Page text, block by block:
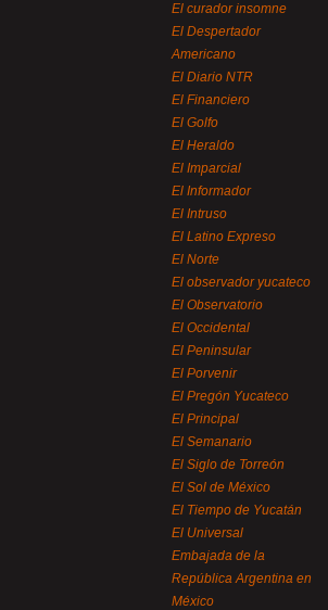
El curador insomne
El Despertador
Americano
El Diario NTR
El Financiero
El Golfo
El Heraldo
El Imparcial
El Informador
El Intruso
El Latino Expreso
El Norte
El observador yucateco
El Observatorio
El Occidental
El Peninsular
El Porvenir
El Pregón Yucateco
El Principal
El Semanario
El Siglo de Torreón
El Sol de México
El Tiempo de Yucatán
El Universal
Embajada de la
República Argentina en
México